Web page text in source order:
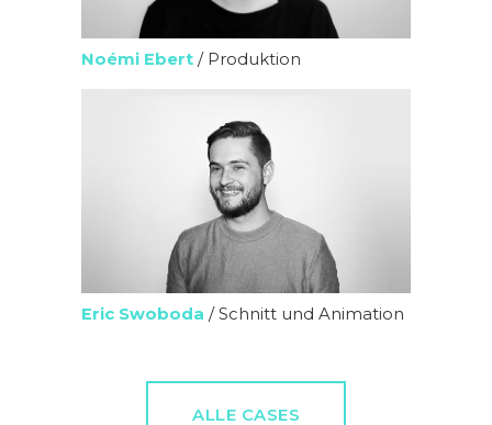
Noémi Ebert / Produktion
Eric Swoboda / Schnitt und Animation
ALLE CASES